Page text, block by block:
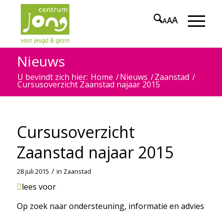
AAA
Nieuws
U bevindt zich hier: Home /Nieuws /Zaanstad /
Cursusoverzicht Zaanstad najaar 2015
Cursusoverzicht
Zaanstad najaar 2015
28 juli 2015 / in Zaanstad
lees voor
Op zoek naar ondersteuning, informatie en advies